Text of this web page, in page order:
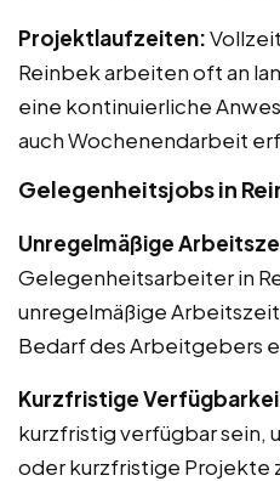
Projektlaufzeiten:
Reinbek arbeiten oft an
eine kontinuierliche
auch Wochenendarbeit
Gelegenheitsjobs in
Unregelmäßige
Gelegenheitsarbeiter in
unregelmäßige
Bedarf des Arbeitgebers
Kurzfristige
kurzfristig verfügbar sein,
oder kurzfristige Projekte